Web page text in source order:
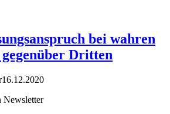
bei wahren
Dritten
16.12.2020
Newsletter